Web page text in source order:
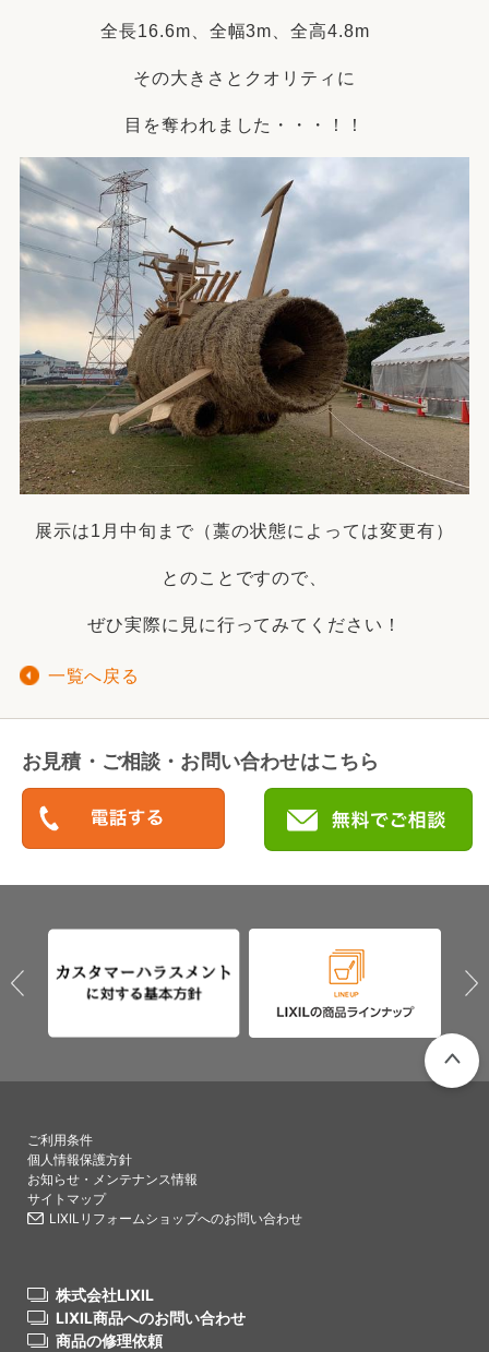
全長16.6m、全幅3m、全高4.8m
その大きさとクオリティに
目を奪われました・・・！！
展示は1月中旬まで（藁の状態によっては変更有）
とのことですので、
ぜひ実際に見に行ってみてください！
一覧へ戻る
お見積・ご相談・お問い合わせはこちら
ご利用条件
個人情報保護方針
お知らせ・メンテナンス情報
サイトマップ
LIXILリフォームショップへのお問い合わせ
株式会社LIXIL
LIXIL商品へのお問い合わせ
商品の修理依頼